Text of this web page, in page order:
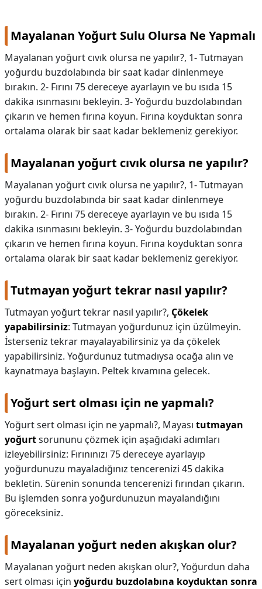
Mayalanan Yoğurt Sulu Olursa Ne Yapmalı
Mayalanan yoğurt cıvık olursa ne yapılır?, 1- Tutmayan
yoğurdu buzdolabında bir saat kadar dinlenmeye
bırakın. 2- Fırını 75 dereceye ayarlayın ve bu ısıda 15
dakika ısınmasını bekleyin. 3- Yoğurdu buzdolabından
çıkarın ve hemen fırına koyun. Fırına koyduktan sonra
ortalama olarak bir saat kadar beklemeniz gerekiyor.
Mayalanan yoğurt cıvık olursa ne yapılır?
Mayalanan yoğurt cıvık olursa ne yapılır?, 1- Tutmayan
yoğurdu buzdolabında bir saat kadar dinlenmeye
bırakın. 2- Fırını 75 dereceye ayarlayın ve bu ısıda 15
dakika ısınmasını bekleyin. 3- Yoğurdu buzdolabından
çıkarın ve hemen fırına koyun. Fırına koyduktan sonra
ortalama olarak bir saat kadar beklemeniz gerekiyor.
Tutmayan yoğurt tekrar nasıl yapılır?
Tutmayan yoğurt tekrar nasıl yapılır?, Çökelek
yapabilirsiniz: Tutmayan yoğurdunuz için üzülmeyin.
İsterseniz tekrar mayalayabilirsiniz ya da çökelek
yapabilirsiniz. Yoğurdunuz tutmadıysa ocağa alın ve
kaynatmaya başlayın. Peltek kıvamına gelecek.
Yoğurt sert olması için ne yapmalı?
Yoğurt sert olması için ne yapmalı?, Mayası tutmayan
yoğurtsorununu çözmek için aşağıdaki adımları
izleyebilirsiniz: Fırınınızı 75 dereceye ayarlayıp
yoğurdunuzu mayaladığınız tencerenizi 45 dakika
bekletin. Sürenin sonunda tencerenizi fırından çıkarın.
Bu işlemden sonra yoğurdunuzun mayalandığını
göreceksiniz.
Mayalanan yoğurt neden akışkan olur?
Mayalanan yoğurt neden akışkan olur?, Yoğurdun daha
sert olması için yoğurdu buzdolabına koyduktan sonra